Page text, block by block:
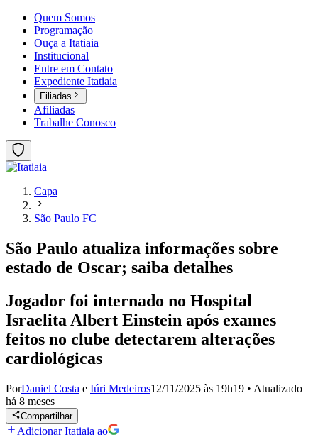
Quem Somos
Programação
Ouça a Itatiaia
Institucional
Entre em Contato
Expediente Itatiaia
Filiadas
Afiliadas
Trabalhe Conosco
Capa
São Paulo FC
São Paulo atualiza informações sobre
estado de Oscar; saiba detalhes
Jogador foi internado no Hospital
Israelita Albert Einstein após exames
feitos no clube detectarem alterações
cardiológicas
PorDaniel Costa e Iúri Medeiros12/11/2025 às 19h19 • Atualizado
há 8 meses
Compartilhar
Adicionar Itatiaia ao